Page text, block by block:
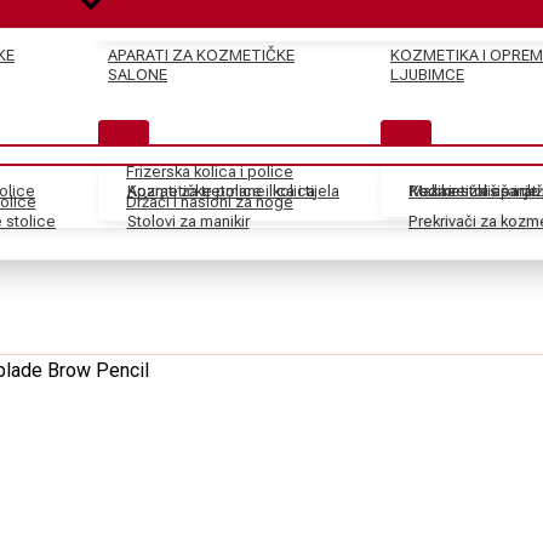
Frizerska kolica i police
Držači i nasloni za noge
stolice
Kozmetičke police i kolica
Stolovi za manikir
Pedikir stolice i
Prekrivači za
APARATI ZA KOZMETIČKE
SALONE
Aparati za tretmane lica i tijela Kozmetički
KOZMETIKA I
LJUBIMCE
Makaze za šišanje
Brow Pencil